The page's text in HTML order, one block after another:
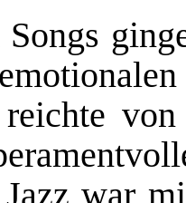
Songs
reichte
war